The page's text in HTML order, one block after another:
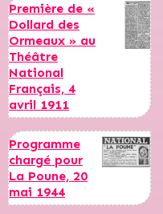
Première de «
Dollard des
Ormeaux » au
Théâtre
National
Français, 4
avril 1911
Programme
chargé pour
La Poune, 20
mai 1944